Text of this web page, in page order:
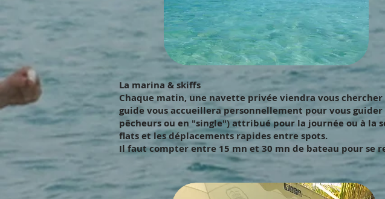
La marina & skiffs
Chaque matin, une navette privée viendra vous
guide vous accueillera personnellement pour vous
pêcheurs ou en "single") attribué pour la journée ou à la
flats et les déplacements rapides entre spots.
Il faut compter entre 15 mn et 30 mn de bateau pour se